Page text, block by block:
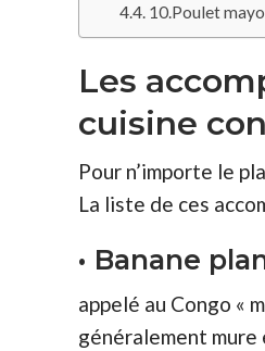
10.Poulet mayo
Les
cuisine
Pour n’importe le
La liste de ces
• Banane
appelé au Congo «
généralement mure